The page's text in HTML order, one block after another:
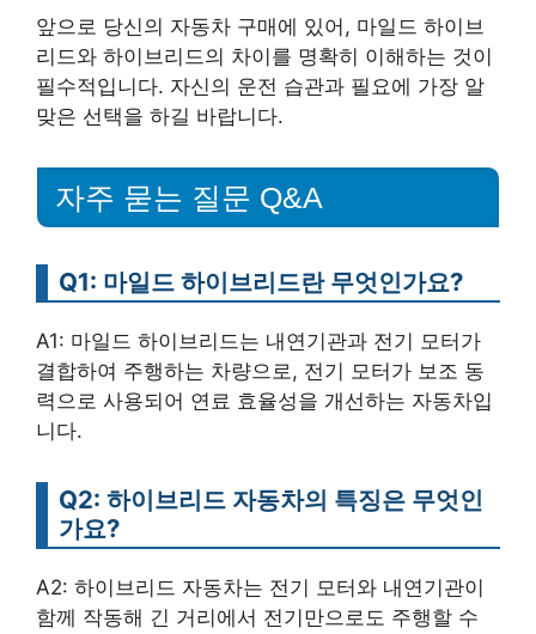
앞으로 당신의 자동차 구매에 있어, 마일드 하이브
리드와 하이브리드의 차이를 명확히 이해하는 것이
필수적입니다. 자신의 운전 습관과 필요에 가장 알
맞은 선택을 하길 바랍니다.
자주 묻는 질문 Q&A
Q1: 마일드 하이브리드란 무엇인가요?
A1: 마일드 하이브리드는 내연기관과 전기 모터가
결합하여 주행하는 차량으로, 전기 모터가 보조 동
력으로 사용되어 연료 효율성을 개선하는 자동차입
니다.
Q2: 하이브리드 자동차의 특징은 무엇인
가요?
A2: 하이브리드 자동차는 전기 모터와 내연기관이
함께 작동해 긴 거리에서 전기만으로도 주행할 수